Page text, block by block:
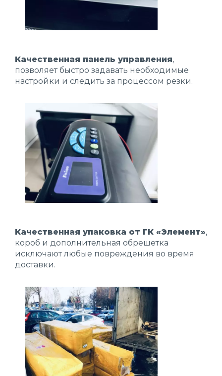
Качественная панель управления,
позволяет быстро задавать необходимые
настройки и следить за процессом резки.
Качественная упаковка от ГК «Элемент»,
короб и дополнительная обрешетка
исключают любые повреждения во время
доставки.